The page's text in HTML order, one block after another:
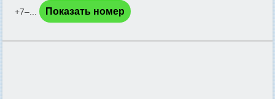
+7‒...
Показать номер